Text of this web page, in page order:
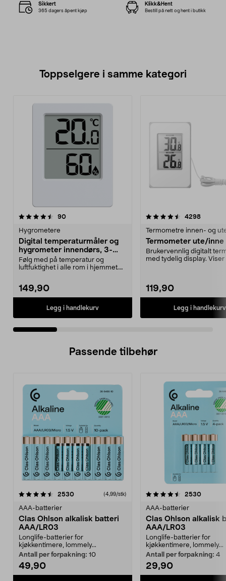
Sikkert
365 dagers åpent kjøp
Klikk&Hent
Bestill på nett og hent i butikk
Toppselgere i samme kategori
90anmeldelser
Hygrometere
Digital temperaturmåler og
hygrometer innendørs, 3-
pakning
Følg med på temperatur og
luftfuktighet i alle rom i hjemmet.
149,90
Legg i handlekurv
4.5 av 5 stjerner 4298
Termometre innen- og
Termometer ute/inne
Brukervennlig digitalt
med tydelig display.
119,90
Legg i handlekurv
4.0 av 5 stjerner
Passende tilbehør
2530anmeldelser(4,99/stk)
AAA-batterier
Clas Ohlson alkalisk batteri
AAA/LR03
Longlife-batterier for
kjøkkentimere, lommely...
Antall per forpakning: 10
49,90
4.5av 5 stjerner 2530
AAA-batterier
Clas Ohlson alkalisk
AAA/LR03
Longlife-batterier for
kjøkkentimere, lommely...
Antall per forpakning: 4
29,90
4.5av 5 stjerner